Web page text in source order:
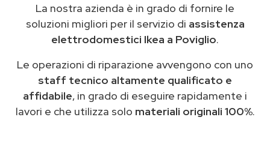
La nostra azienda è in grado di fornire le
soluzioni migliori per il servizio di assistenza
elettrodomestici Ikea a Poviglio.
Le operazioni di riparazione avvengono con uno
staff tecnico altamente qualificato e
affidabile, in grado di eseguire rapidamente i
lavori e che utilizza solo materiali originali 100%.